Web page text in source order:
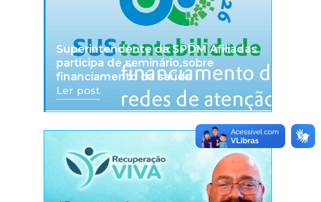
Superintendente da SPDM Afiliadas
participa de seminário sobre
financiamento da saúde
Ler post